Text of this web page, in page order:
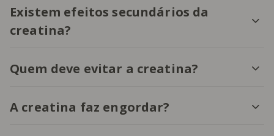
Existem efeitos secundários da
creatina?
Quem deve evitar a creatina?
A creatina faz engordar?